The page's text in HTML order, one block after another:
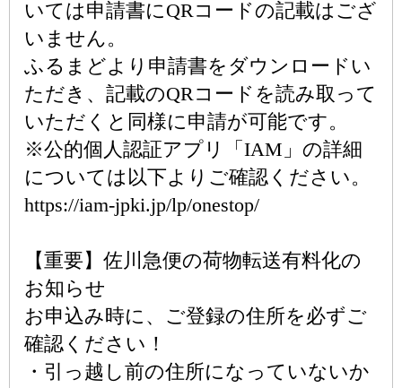
いては申請書にQRコードの記載はござ
いません。
ふるまどより申請書をダウンロードい
ただき、記載のQRコードを読み取って
いただくと同様に申請が可能です。
※公的個人認証アプリ「IAM」の詳細
については以下よりご確認ください。
https://iam-jpki.jp/lp/onestop/
【重要】佐川急便の荷物転送有料化の
お知らせ
お申込み時に、ご登録の住所を必ずご
確認ください！
・引っ越し前の住所になっていないか